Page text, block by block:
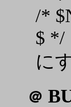
/*
$ */
に
＠